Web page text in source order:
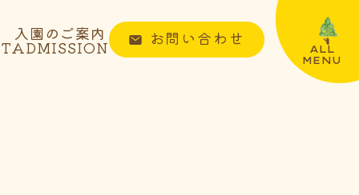
ALL
MENU
入園のご案内
ADMISSION お問い合わせ